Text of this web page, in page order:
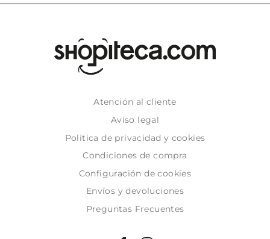
Atención al cliente
Aviso legal
Politica de privacidad y cookies
Condiciones de compra
Configuración de cookies
Envíos y devoluciones
Preguntas Frecuentes